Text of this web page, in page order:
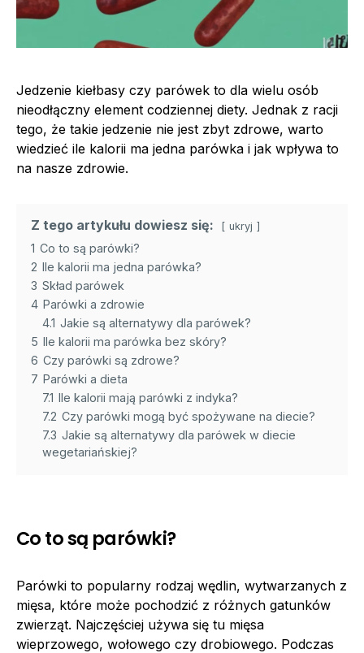
Jedzenie kiełbasy czy parówek to dla wielu osób
nieodłączny element codziennej diety. Jednak z racji
tego, że takie jedzenie nie jest zbyt zdrowe, warto
wiedzieć ile kalorii ma jedna parówka i jak wpływa to
na nasze zdrowie.
Z tego artykułu dowiesz się: ukryj
1 Co to są parówki?
2 Ile kalorii ma jedna parówka?
3 Skład parówek
4 Parówki a zdrowie
4.1 Jakie są alternatywy dla parówek?
5 Ile kalorii ma parówka bez skóry?
6 Czy parówki są zdrowe?
7 Parówki a dieta
7.1 Ile kalorii mają parówki z indyka?
7.2 Czy parówki mogą być spożywane na diecie?
7.3 Jakie są alternatywy dla parówek w diecie
wegetariańskiej?
Co to są parówki?
Parówki to popularny rodzaj wędlin, wytwarzanych z
mięsa, które może pochodzić z różnych gatunków
zwierząt. Najczęściej używa się tu mięsa
wieprzowego, wołowego czy drobiowego. Podczas